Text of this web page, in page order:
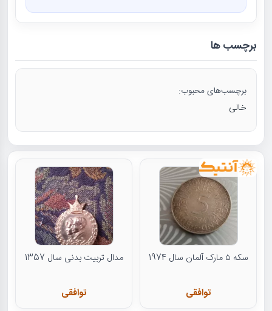
برچسب ها
برچسب‌های محبوب:
خالی
سکه ۵ مارک آلمان سال 1974
توافقی
مدال تربیت بدنی سال 1357
توافقی